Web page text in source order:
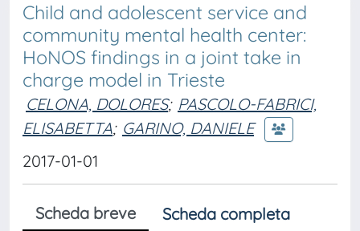
Child and adolescent service and
community mental health center:
HoNOS findings in a joint take in
charge model in Trieste
CELONA, DOLORES; PASCOLO-FABRICI,
ELISABETTA; GARINO, DANIELE
2017-01-01
Scheda breve Scheda completa